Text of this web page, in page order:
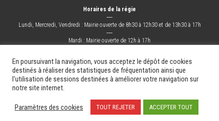
Horaires de la régie
―
Lundi, Mercredi, Vendredi : Mairie ouverte de 8h30 à 12h30 et de 13h30 à 17h
―
Mardi : Mairie ouverte de 12h à 17h
La Ville Mes démarches Grandir ! Sortir ! Changer !
Les docs.
Mentions légales
Création & Hébergement : Net-Conception.com
En poursuivant la navigation, vous acceptez le dépôt de cookies
destinés à réaliser des statistiques de fréquentation ainsi que
l'utilisation de sessions destinées à améliorer votre navigation sur
notre site internet.
Paramètres des cookies TOUT REJETER ACCEPTER TOUT